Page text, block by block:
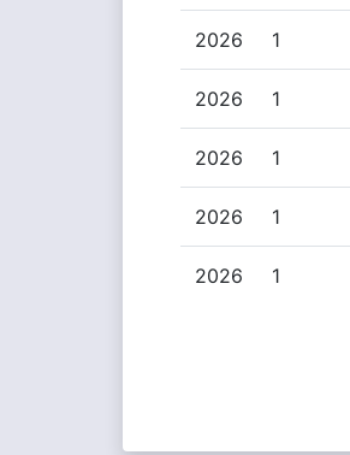
2026 1
2026 1
2026 1
2026 1
2026 1